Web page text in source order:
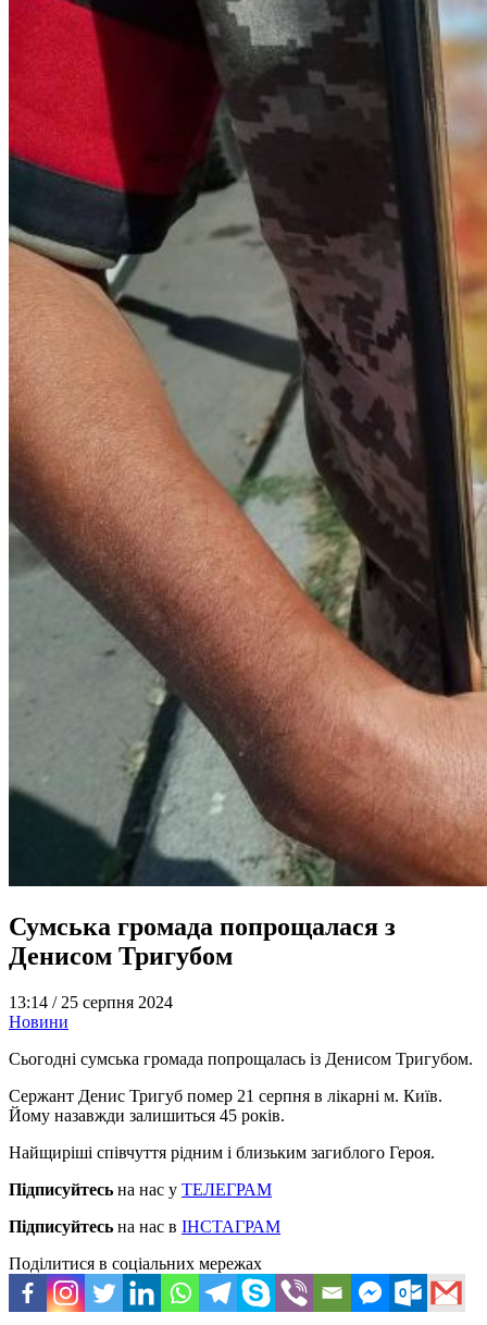
Сумська громада попрощалася з
Денисом Тригубом
13:14 / 25 серпня 2024
Новини
Сьогодні сумська громада попрощалась із Денисом Тригубом.
Сержант Денис Тригуб помер 21 серпня в лікарні м. Київ.
Йому назавжди залишиться 45 років.
Найщиріші співчуття рідним і близьким загиблого Героя.
Підписуйтесь на нас у ТЕЛЕГРАМ
Підписуйтесь на нас в ІНСТАГРАМ
Поділитися в соціальних мережах